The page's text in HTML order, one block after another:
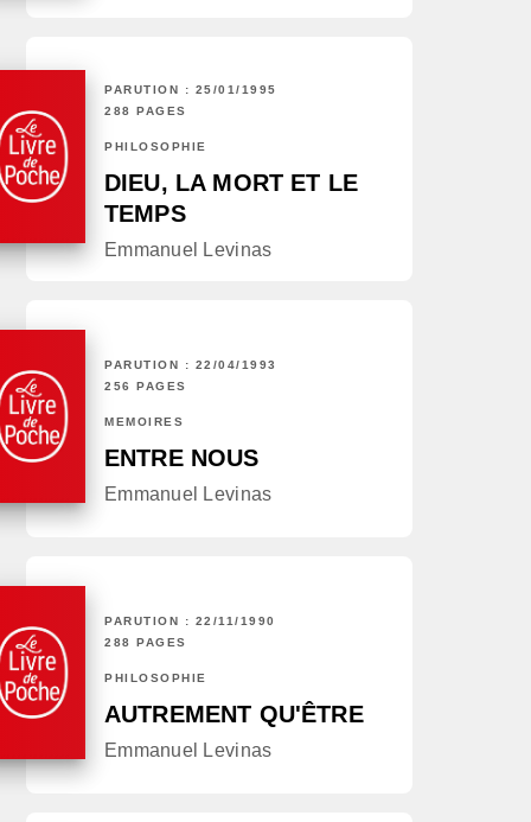
PARUTION : 25/01/1995
288 PAGES
PHILOSOPHIE
DIEU, LA MORT ET LE
TEMPS
Emmanuel Levinas
PARUTION : 22/04/1993
256 PAGES
MÉMOIRES
ENTRE NOUS
Emmanuel Levinas
PARUTION : 22/11/1990
288 PAGES
PHILOSOPHIE
AUTREMENT QU'ÊTRE
Emmanuel Levinas